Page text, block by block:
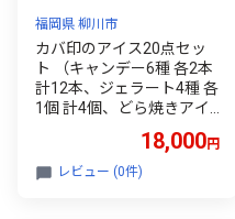
福岡県 柳川市
カバ印のアイス20点セッ
ト （キャンデー6種 各2本
計12本、ジェラート4種 各
1個 計4個、どら焼きアイ
り寄せ スイーツ アイス ジ
ェラート どら焼き アイス
18,000円
レビュー (0件)